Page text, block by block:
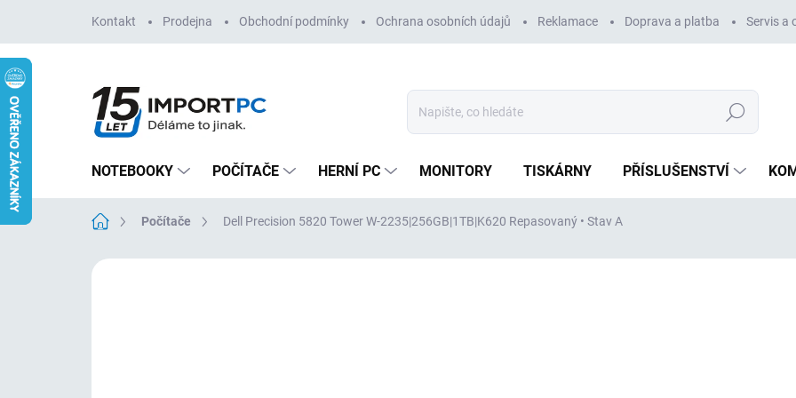
obsah
Kontakt Prodejna Obchodní podmínky Ochrana osobních údajů Reklamace Doprava a platba Servis a
Hledat
NOTEBOOKY POČÍTAČE HERNÍ PC MONITORY TISKÁRNY PŘÍSLUŠENSTVÍ
Domů Počítače Dell Precision 5820 Tower W-2235|256GB|1TB|K620 Repasovaný • Stav A